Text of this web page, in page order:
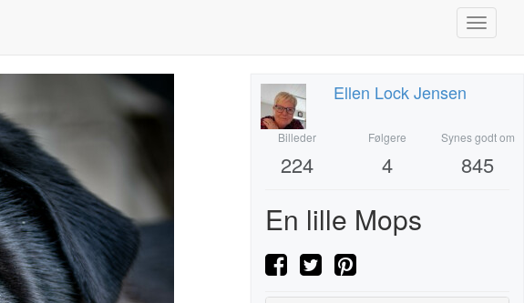
Toggle
Ellen Lock Jensen
Billeder
224
Følgere
4
Synes godt om
845
En lille Mops